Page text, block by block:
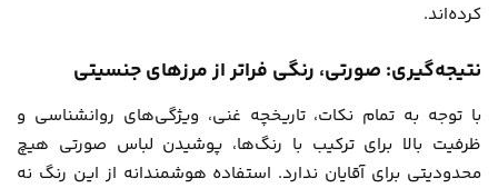
کرده‌اند.
نتیجه‌گیری: صورتی، رنگی فراتر از مرزهای جنسیتی
با توجه به تمام نکات، تاریخچه غنی، ویژگی‌های روانشناسی و
ظرفیت بالا برای ترکیب با رنگ‌ها، پوشیدن لباس صورتی هیچ
محدودیتی برای آقایان ندارد. استفاده هوشمندانه از این رنگ نه